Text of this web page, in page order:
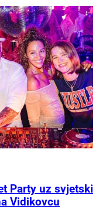
Party uz svjetski
Vidikovcu